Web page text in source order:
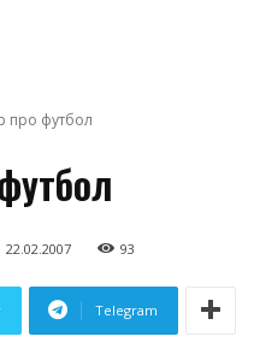
про футбол
22.02.2007 93
Telegram